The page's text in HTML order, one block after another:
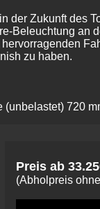
der Zukunft des
Beleuchtung an
zu haben.
720
Preis ab
(Abholpreis